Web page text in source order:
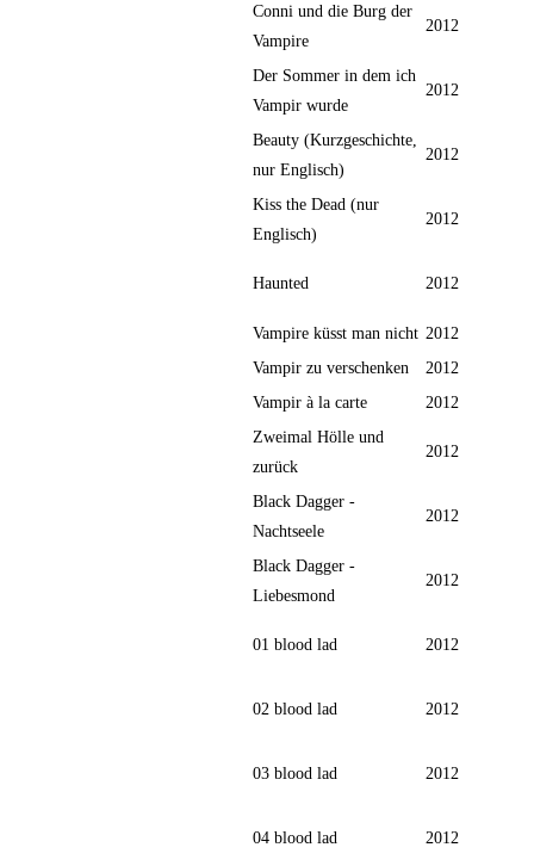
Conni und die Burg der
Vampire
2012
Der Sommer in dem ich
Vampir wurde
2012
Beauty (Kurzgeschichte,
nur Englisch)
2012
Kiss the Dead (nur
Englisch)
2012
Haunted 2012
Vampire küsst man nicht 2012
Vampir zu verschenken
2012
Vampir à la carte
2012
Zweimal Hölle und
zurück
2012
Black Dagger -
Nachtseele
2012
Black Dagger -
Liebesmond
2012
01 blood lad 2012
02 blood lad 2012
03 blood lad 2012
04 blood lad 2012